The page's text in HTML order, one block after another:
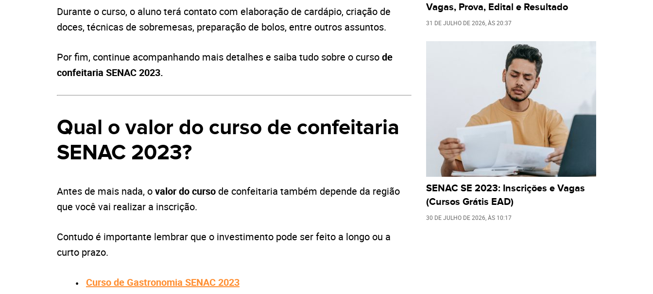
Durante o curso, o aluno terá contato com elaboração de cardápio, criação de
doces, técnicas de sobremesas, preparação de bolos, entre outros assuntos.
Por fim, continue acompanhando mais detalhes e saiba tudo sobre o cursode
confeitaria SENAC 2023.
Qual o valor do curso de confeitaria
SENAC 2023?
Antes de mais nada, ovalor do curso de confeitaria também depende da região
que você vai realizar a inscrição.
Contudo é importante lembrar que o investimento pode ser feito a longo ou a
curto prazo.
Curso de Gastronomia SENAC 2023
Vagas, Prova, Edital e Resultado
31 DE JULHO DE 2026 , ÀS20:37
SENAC SE 2023: Inscrições e Vagas
(Cursos Grátis EAD)
30 DE JULHO DE 2026 , ÀS 10:17